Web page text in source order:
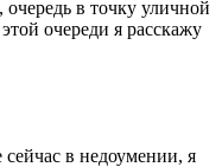
очередь в точку уличной
очереди я расскажу
в недоумении, я